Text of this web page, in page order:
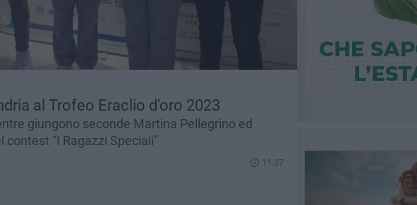
al Trofeo Eraclio d’oro 2023
giungono seconde Martina Pellegrino ed
contest “I Ragazzi Speciali”
11.27